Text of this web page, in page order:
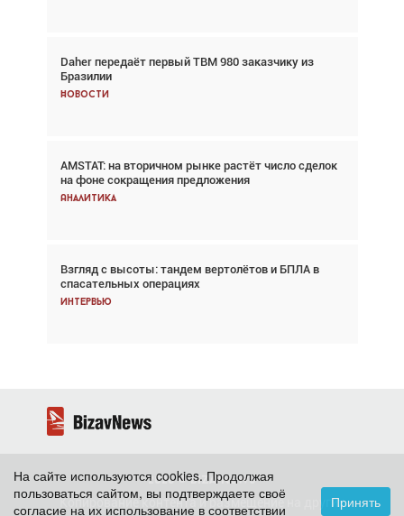
Daher передаёт первый TBM 980 заказчику из
Бразилии
Новости
AMSTAT: на вторичном рынке растёт число сделок
на фоне сокращения предложения
Аналитика
Взгляд с высоты: тандем вертолётов и БПЛА в
спасательных операциях
Интервью
Авиационный фотограф Дэйв Кох: «Фотография
говорит сама за себя... а ИИ всё портит»
Новости
Проблемы с цепочками поставок сохраняются
Аналитика
Частный самолёт – это актив. Подходите к
покупке соответствующим образом
Интервью
2026 ©BizavNews
Копирование контента и размещение на других
На сайте используются cookies. Продолжая
пользоваться сайтом, вы подтверждаете своё
согласие на их использование в соответствии
Принять